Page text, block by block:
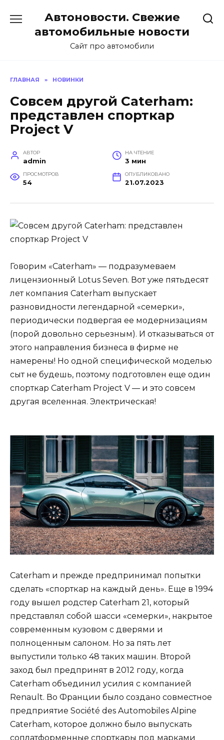
содержанию
Автоновости. Свежие
автомобильные новости
Сайт про автомобили
ГЛАВНАЯ » НОВИНКИ
Совсем другой Caterham:
представлен спорткар
Project V
АВТОР
admin
НА ЧТЕНИЕ
3 мин
ПРОСМОТРОВ
54
ОПУБЛИКОВАНО
21.07.2023
Говорим «Caterham» — подразумеваем
лицензионный Lotus Seven. Вот уже пятьдесят
лет компания Caterham выпускает
разновидности легендарной «семерки»,
периодически подвергая ее модернизациям
(порой довольно серьезным). И отказываться от
этого направления бизнеса в фирме не
намерены! Но одной специфической моделью
сыт не будешь, поэтому подготовлен еще один
спорткар Caterham Project V — и это совсем
другая вселенная. Электрическая!
Caterham и прежде предпринимал попытки
сделать «спорткар на каждый день». Еще в 1994
году вышел родстер Caterham 21, который
представлял собой шасси «семерки», накрытое
современным кузовом с дверями и
полноценным салоном. Но за пять лет
выпустили только 48 таких машин. Второй
заход был предпринят в 2012 году, когда
Caterham объединил усилия с компанией
Renault. Во Франции было создано совместное
предприятие Société des Automobiles Alpine
Caterham, которое должно было выпускать
соплатформенные спорткары под марками